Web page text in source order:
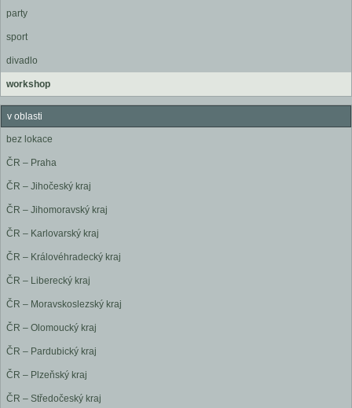
party
sport
divadlo
workshop
v oblasti
bez lokace
ČR – Praha
ČR – Jihočeský kraj
ČR – Jihomoravský kraj
ČR – Karlovarský kraj
ČR – Královéhradecký kraj
ČR – Liberecký kraj
ČR – Moravskoslezský kraj
ČR – Olomoucký kraj
ČR – Pardubický kraj
ČR – Plzeňský kraj
ČR – Středočeský kraj